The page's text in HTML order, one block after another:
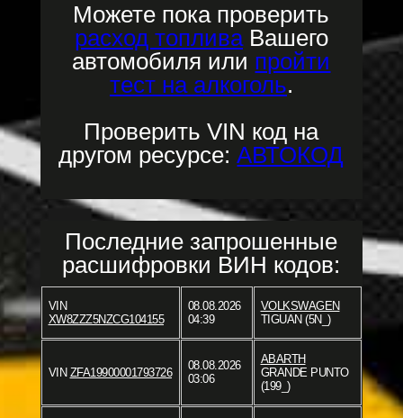
Можете пока проверить
расход топливаВашего
автомобиля или пройти
тест на алкоголь.
Проверить VIN код на
другом ресурсе:АВТОКОД
Последние запрошенные
расшифровки ВИН кодов:
VIN
XW8ZZZ5NZCG104155
08.08.2026
04:39
VOLKSWAGEN
TIGUAN (5N_)
VIN ZFA19900001793726
08.08.2026
03:06
ABARTH
GRANDE PUNTO
(199_)